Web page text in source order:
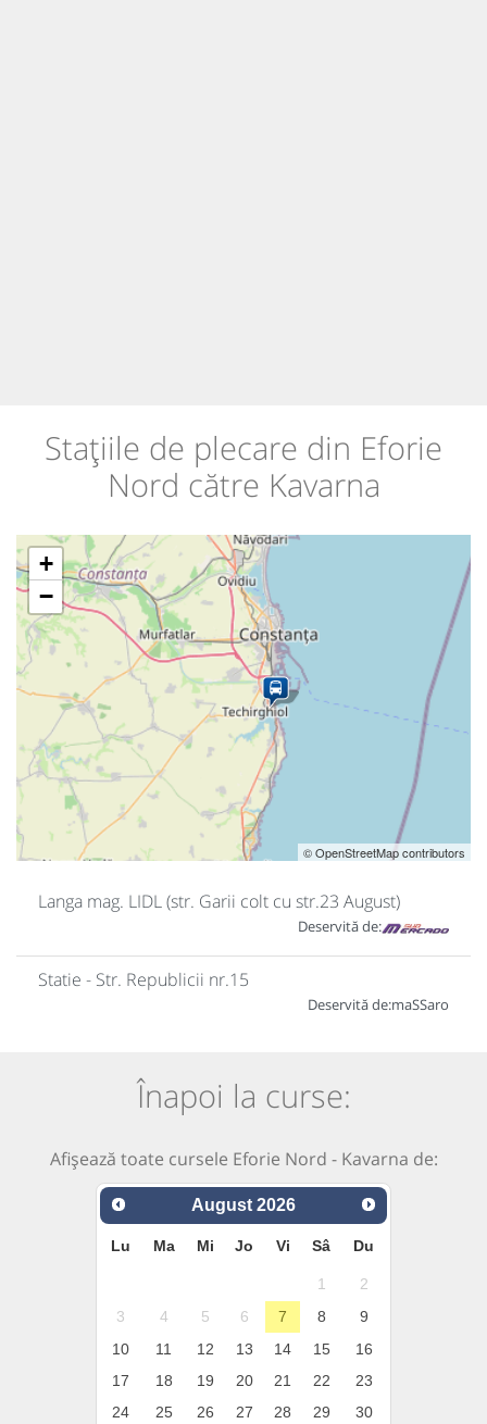
Stațiile de plecare din Eforie
Nord către Kavarna
+
−
© OpenStreetMap contributors
Langa mag. LIDL (str. Garii colt cu str.23 August)
Deservită de:
Statie - Str. Republicii nr.15
Deservită de:maSSaro
Înapoi la curse:
Afișează toate cursele Eforie Nord - Kavarna de:
August 2026
Lu Ma Mi Jo Vi Sâ Du
1
2
3
4 5 6 7 8
9
10
11 12 13 14 15
16
17
18 19 20 21 22
23
24
25 26 27 28 29
30